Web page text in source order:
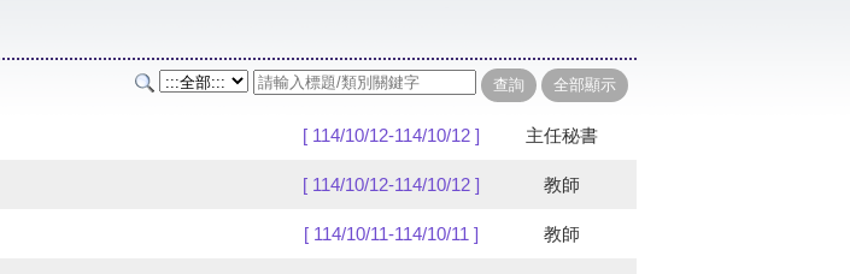
[ 114/10/12-114/10/12 ] 主任秘書
[ 114/10/12-114/10/12 ] 教師
[ 114/10/11-114/10/11 ] 教師